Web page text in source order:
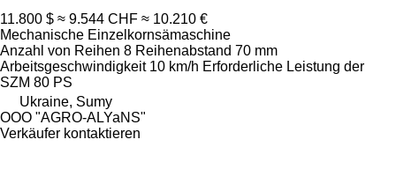
11.800 $ ≈ 9.544 CHF ≈ 10.210 €
Mechanische Einzelkornsämaschine
Anzahl von Reihen 8 Reihenabstand 70 mm
Arbeitsgeschwindigkeit 10 km/h Erforderliche Leistung der
SZM 80 PS
Ukraine, Sumy
OOO "AGRO-ALYaNS"
Verkäufer kontaktieren